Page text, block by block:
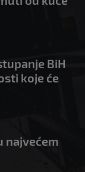
BiH
koje će
najvećem